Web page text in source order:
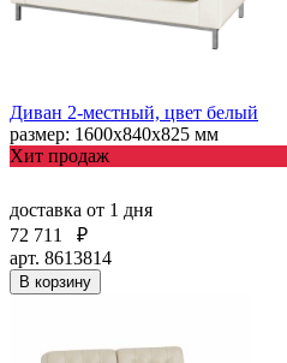
Диван 2-местный, цвет белый
размер: 1600х840х825 мм
Хит продаж
доставка от 1 дня
72 711
₽
арт. 8613814
В корзину